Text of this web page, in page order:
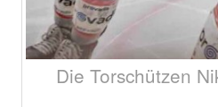
Die Torschützen